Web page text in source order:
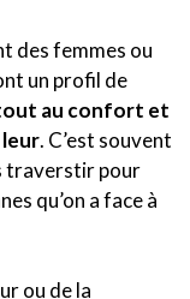
des femmes ou
un profil de
au confort et
. C’est souvent
traverstir pour
qu’on a face à
ou de la